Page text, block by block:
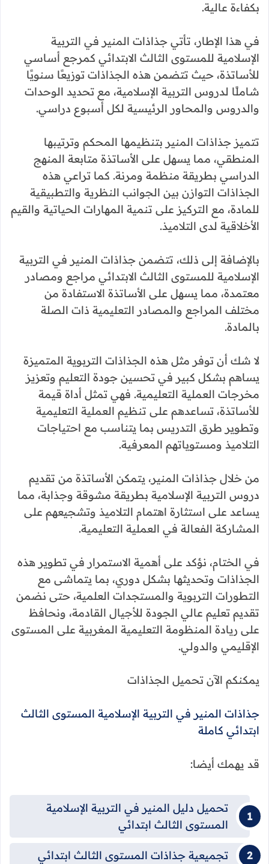
بكفاءة عالية.
في هذا الإطار، تأتي جذاذات المنير في التربية
الإسلامية للمستوى الثالث الابتدائي كمرجع أساسي
للأساتذة، حيث تتضمن هذه الجذاذات توزيعًا سنويًا
شاملًا لدروس التربية الإسلامية، مع تحديد الوحدات
والدروس والمحاور الرئيسية لكل أسبوع دراسي.
تتميز جذاذات المنير بتنظيمها المحكم وترتيبها
المنطقي، مما يسهل على الأساتذة متابعة المنهج
الدراسي بطريقة منظمة ومرنة. كما تراعي هذه
الجذاذات التوازن بين الجوانب النظرية والتطبيقية
للمادة، مع التركيز على تنمية المهارات الحياتية والقيم
الأخلاقية لدى التلاميذ.
بالإضافة إلى ذلك، تتضمن جذاذات المنير في التربية
الإسلامية للمستوى الثالث الابتدائي مراجع ومصادر
معتمدة، مما يسهل على الأساتذة الاستفادة من
مختلف المراجع والمصادر التعليمية ذات الصلة
بالمادة.
لا شك أن توفر مثل هذه الجذاذات التربوية المتميزة
يساهم بشكل كبير في تحسين جودة التعليم وتعزيز
مخرجات العملية التعليمية. فهي تمثل أداة قيمة
للأساتذة، تساعدهم على تنظيم العملية التعليمية
وتطوير طرق التدريس بما يتناسب مع احتياجات
التلاميذ ومستوياتهم المعرفية.
من خلال جذاذات المنير، يتمكن الأساتذة من تقديم
دروس التربية الإسلامية بطريقة مشوقة وجذابة، مما
يساعد على استثارة اهتمام التلاميذ وتشجيعهم على
المشاركة الفعالة في العملية التعليمية.
في الختام، نؤكد على أهمية الاستمرار في تطوير هذه
الجذاذات وتحديثها بشكل دوري، بما يتماشى مع
التطورات التربوية والمستجدات العلمية، حتى نضمن
تقديم تعليم عالي الجودة للأجيال القادمة، ونحافظ
على ريادة المنظومة التعليمية المغربية على المستوى
الإقليمي والدولي.
يمكنكم الآن تحميل الجذاذات
جذاذات المنير في التربية الإسلامية المستوى الثالث
ابتدائي كاملة
قد يهمك أيضا:
تحميل دليل المنير في التربية الإسلامية
المستوى الثالث ابتدائي
تجميعية جذاذات المستوى الثالث ابتدائي